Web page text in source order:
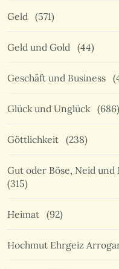
Geld (571)
Geld und Gold (44)
Geschäft und Business
Glück und Unglück (686)
Göttlichkeit (238)
Gut oder Böse, Neid und
(315)
Heimat (92)
Hochmut Ehrgeiz